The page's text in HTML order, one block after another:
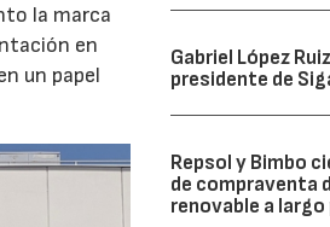
la marca
en
un papel
Gabriel López
presidente de
Repsol y Bimbo
de compraventa
renovable a largo